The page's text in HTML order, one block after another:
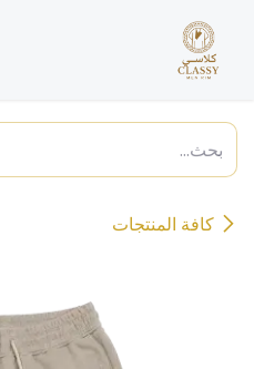
كافة المنتجات